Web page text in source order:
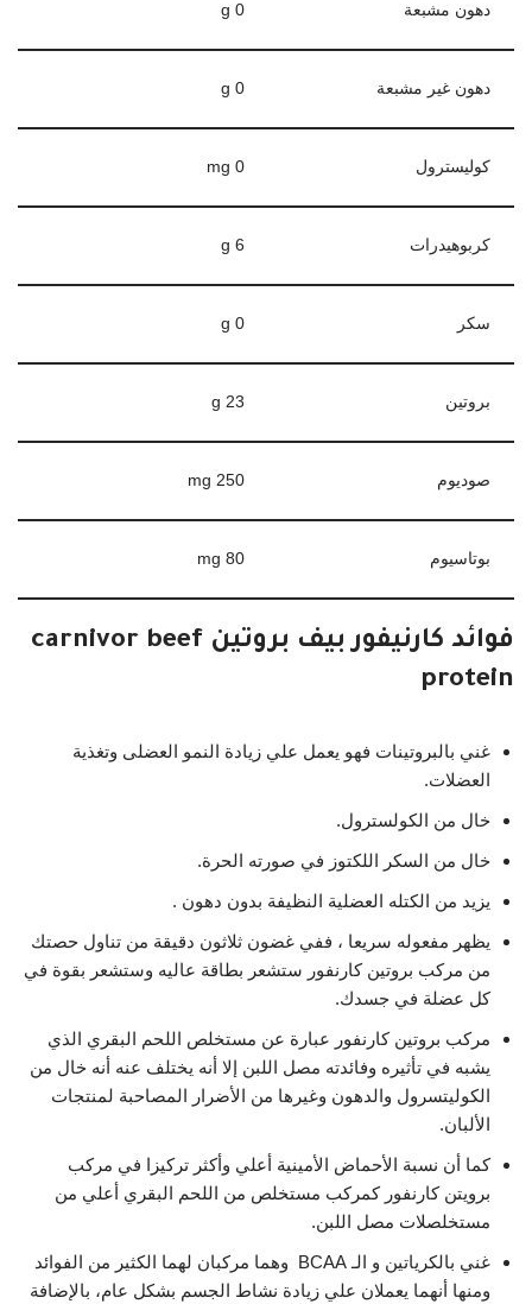
دهون مشبعة 0 g
دهون غير مشبعة 0 g
كوليسترول 0 mg
كربوهيدرات 6 g
سكر 0 g
بروتين 23 g
صوديوم 250 mg
بوتاسيوم 80 mg
فوائد كارنيفور بيف بروتين carnivor beef
protein
غني بالبروتينات فهو يعمل علي زيادة النمو العضلى وتغذية
العضلات.
خال من الكولسترول.
خال من السكر اللكتوز في صورته الحرة.
يزيد من الكتله العضلية النظيفة بدون دهون .
يظهر مفعوله سريعا ، ففي غضون ثلاثون دقيقة من تناول حصتك
من مركب بروتين كارنفور ستشعر بطاقة عاليه وستشعر بقوة في
كل عضلة في جسدك.
مركب بروتين كارنفور عبارة عن مستخلص اللحم البقري الذي
يشبه في تأثيره وفائدته مصل اللبن إلا أنه يختلف عنه أنه خال من
الكوليتسرول والدهون وغيرها من الأضرار المصاحبة لمنتجات
الألبان.
كما أن نسبة الأحماض الأمينية أعلي وأكثر تركيزا في مركب
برويتن كارنفور كمركب مستخلص من اللحم البقري أعلي من
مستخلصلات مصل اللبن.
غني بالكرياتين و الـ BCAA وهما مركبان لهما الكثير من الفوائد
ومنها أنهما يعملان علي زيادة نشاط الجسم بشكل عام، بالإضافة